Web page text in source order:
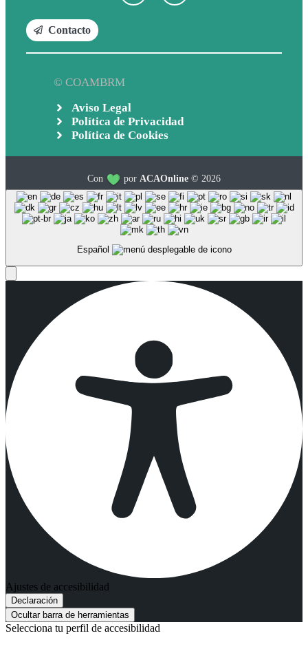
Contacto
© COAMBRM
Aviso Legal
Política de Privacidad
Política de Cookies
Con por ACAOnline © 2026
Español
Ajustes de accesibilidad
Declaración
Ocultar barra de herramientas
Selecciona tu perfil de accesibilidad